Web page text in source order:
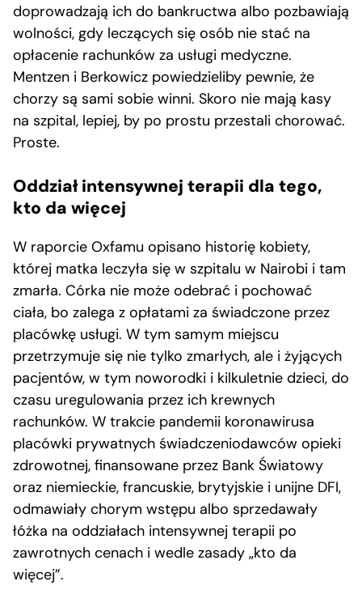
doprowadzają ich do bankructwa albo pozbawiają
wolności, gdy leczących się osób nie stać na
opłacenie rachunków za usługi medyczne.
Mentzen i Berkowicz powiedzieliby pewnie, że
chorzy są sami sobie winni. Skoro nie mają kasy
na szpital, lepiej, by po prostu przestali chorować.
Proste.
Oddział intensywnej terapii dla tego,
kto da więcej
W raporcie Oxfamu opisano historię kobiety,
której matka leczyła się w szpitalu w Nairobi i tam
zmarła. Córka nie może odebrać i pochować
ciała, bo zalega z opłatami za świadczone przez
placówkę usługi. W tym samym miejscu
przetrzymuje się nie tylko zmarłych, ale i żyjących
pacjentów, w tym noworodki i kilkuletnie dzieci, do
czasu uregulowania przez ich krewnych
rachunków. W trakcie pandemii koronawirusa
placówki prywatnych świadczeniodawców opieki
zdrowotnej, finansowane przez Bank Światowy
oraz niemieckie, francuskie, brytyjskie i unijne DFI,
odmawiały chorym wstępu albo sprzedawały
łóżka na oddziałach intensywnej terapii po
zawrotnych cenach i wedle zasady „kto da
więcej”.